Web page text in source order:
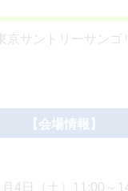
サントリーサン
【会場情報】
4日（土）11:00～